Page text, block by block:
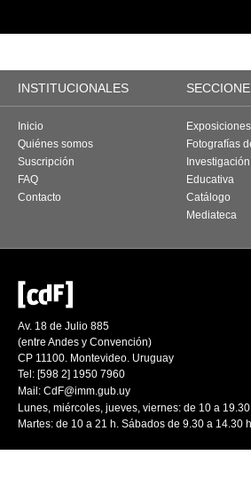
INSTITUCIONALES
Inicio
Quiénes somos
Suscripción
FAQ
Contacto
Exposiciones
Fotografías
Investigación
Educativa
Catálogo
Mediateca
Av. 18 de Julio 885
(entre Andes y Convención)
CP 11100. Montevideo. Uruguay
Tel: [598 2] 1950 7960
Mail: CdF@imm.gub.uy
Lunes, miércoles, jueves, viernes: de 10 a
Martes: de 10 a 21 h. Sábados de 9.30 a 14.30